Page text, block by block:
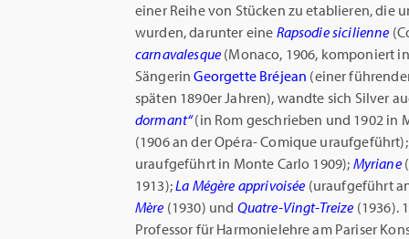
einer Reihe von Stücken zu etablieren, die
wurden, darunter eine Rapsodie sicilienne
carnavalesque (Monaco, 1906, komponiert
SängerinGeorgette Bréjean (einer
späten 1890er Jahren), wandte sich Silver
dormant“(in Rom geschrieben und 1902 in
(1906 an der Opéra- Comique
uraufgeführt in Monte Carlo 1909); Myriane
1913);La Mégère apprivoisée (uraufgeführt
Mère (1930) und Quatre-Vingt-Treize (1936).
Professor für Harmonielehre am Pariser